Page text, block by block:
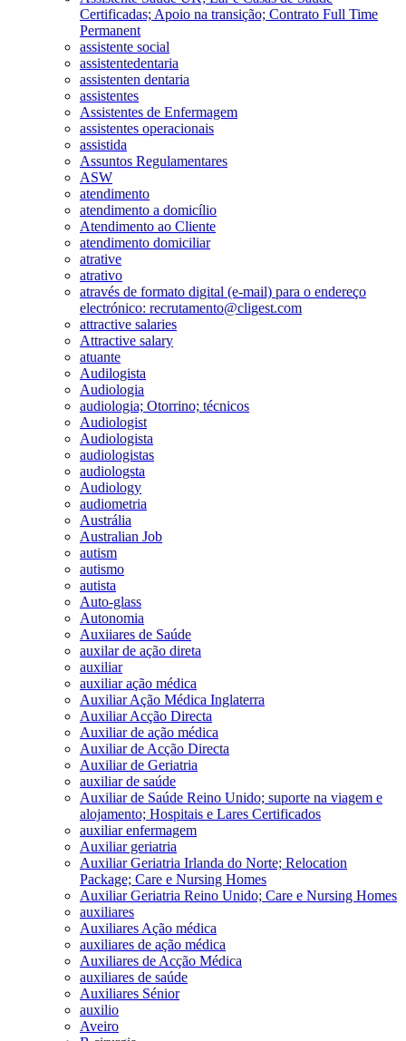
Certificadas; Apoio na transição; Contrato Full Time
Permanent
assistente social
assistentedentaria
assistenten dentaria
assistentes
Assistentes de Enfermagem
assistentes operacionais
assistida
Assuntos Regulamentares
ASW
atendimento
atendimento a domicílio
Atendimento ao Cliente
atendimento domiciliar
atrative
atrativo
através de formato digital (e-mail) para o endereço
electrónico: recrutamento@cligest.com
attractive salaries
Attractive salary
atuante
Audilogista
Audiologia
audiologia; Otorrino; técnicos
Audiologist
Audiologista
audiologistas
audiologsta
Audiology
audiometria
Austrália
Australian Job
autism
autismo
autista
Auto-glass
Autonomia
Auxiiares de Saúde
auxilar de ação direta
auxiliar
auxiliar ação médica
Auxiliar Ação Médica Inglaterra
Auxiliar Acção Directa
Auxiliar de ação médica
Auxiliar de Acção Directa
Auxiliar de Geriatria
auxiliar de saúde
Auxiliar de Saúde Reino Unido; suporte na viagem e
alojamento; Hospitais e Lares Certificados
auxiliar enfermagem
Auxiliar geriatria
Auxiliar Geriatria Irlanda do Norte; Relocation
Package; Care e Nursing Homes
Auxiliar Geriatria Reino Unido; Care e Nursing Homes
auxiliares
Auxiliares Ação médica
auxiliares de ação médica
Auxiliares de Acção Médica
auxiliares de saúde
Auxiliares Sénior
auxilio
Aveiro